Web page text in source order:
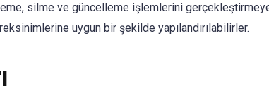
silme ve güncelleme işlemlerini gerçekleştirmeye
uygun bir şekilde yapılandırılabilirler.